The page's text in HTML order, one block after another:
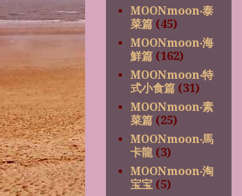
MOONmoon‧泰
菜篇 (45)
MOONmoon‧海
鮮篇 (162)
MOONmoon‧特
式小食篇 (31)
MOONmoon‧素
菜篇 (25)
MOONmoon‧馬
卡龍 (3)
MOONmoon‧淘
宝宝 (5)